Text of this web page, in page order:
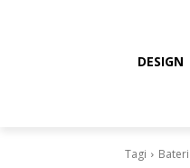
DESIGN
Tagi